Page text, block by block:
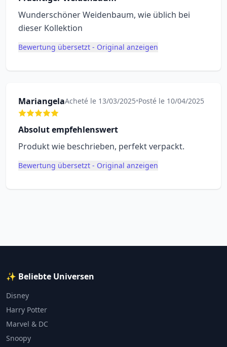
Wunderschöner Weidenbaum, wie üblich bei
dieser Kollektion
Bewertung übersetzt - Original anzeigen
MariangelaAcheté le 13/03/2025•Posté le 10/04/2025
Absolut empfehlenswert
Produkt wie beschrieben, perfekt verpackt.
Bewertung übersetzt - Original anzeigen
✨ Beliebte Universen
Disney
Harry Potter
Marvel & DC
Snoopy